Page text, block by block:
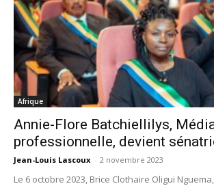
Afrique
Annie-Flore Batchiellilys,
professionnelle, devient
Jean-Louis Lascoux - 2 novembre 2023
Le 6 octobre 2023, Brice Clothaire Oligui